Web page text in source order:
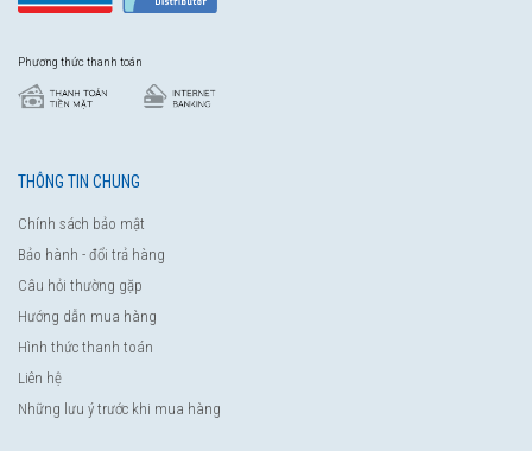
Phương thức thanh toán
THÔNG TIN CHUNG
Chính sách bảo mật
Bảo hành - đổi trả hàng
Câu hỏi thường gặp
Hướng dẫn mua hàng
Hình thức thanh toán
Liên hệ
Những lưu ý trước khi mua hàng